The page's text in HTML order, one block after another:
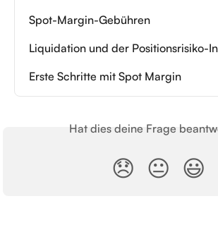
Spot-Margin-Gebühren
Liquidation und der Positionsrisiko-
Erste Schritte mit Spot Margin
Hat dies deine Frage
😞 😐 😃